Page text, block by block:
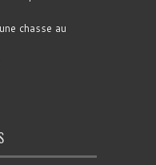
chasse au